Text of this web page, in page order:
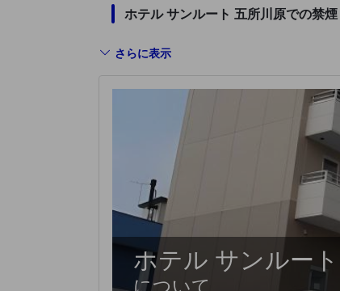
ホテル サンルート 五所川原での禁
さらに表示
ホテル サンルー
について